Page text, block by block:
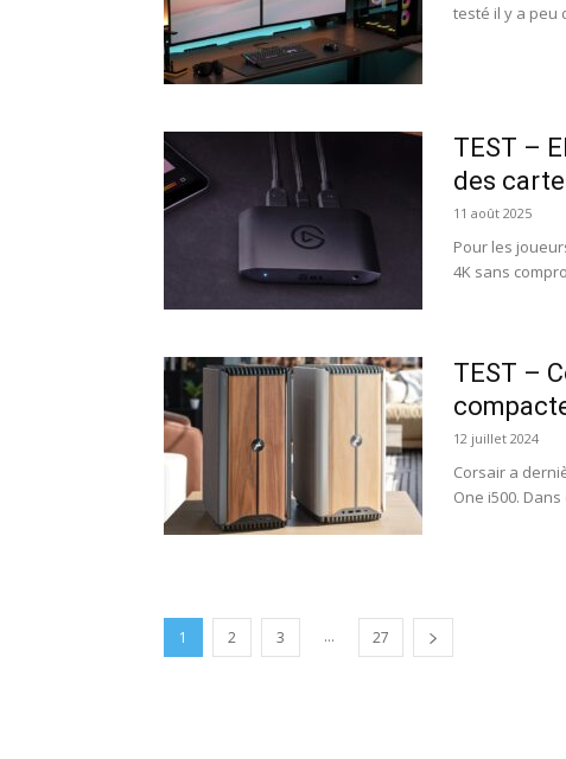
testé il y a peu
TEST –
des
11 août 2025
Pour les
4K sans
TEST –
12 juillet 2024
Corsair a
One i500.
1 2 3 ... 27